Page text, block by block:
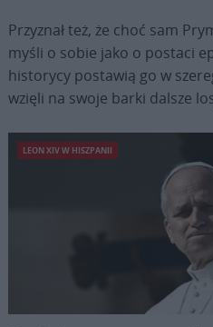
Przyznał też, że choć sam
myśli o sobie jako o postaci
historycy postawią go w
wzięli na swoje barki dalsze
LEON XIV W HISZPANII